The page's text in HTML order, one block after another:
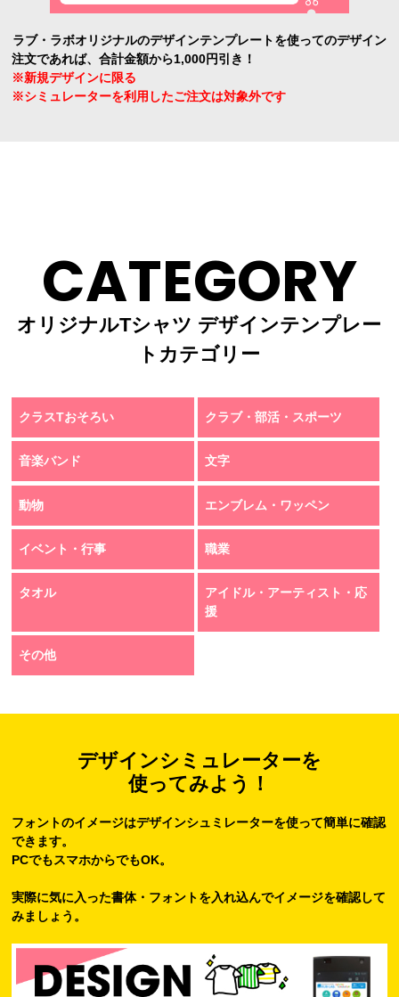
ラブ・ラボオリジナルのデザインテンプレートを使ってのデザイン
注文であれば、合計金額から1,000円引き！
※新規デザインに限る
※シミュレーターを利用したご注文は対象外です
CATEGORY
オリジナルTシャツ デザインテンプレー
トカテゴリー
クラスTおそろい クラブ・部活・スポーツ
音楽バンド 文字
動物 エンブレム・ワッペン
イベント・行事 職業
タオル
アイドル・アーティスト・応
援
その他
デザインシミュレーターを
使ってみよう！
フォントのイメージはデザインシュミレーターを使って簡単に確認
できます。
PCでもスマホからでもOK。
実際に気に入った書体・フォントを入れ込んでイメージを確認して
みましょう。